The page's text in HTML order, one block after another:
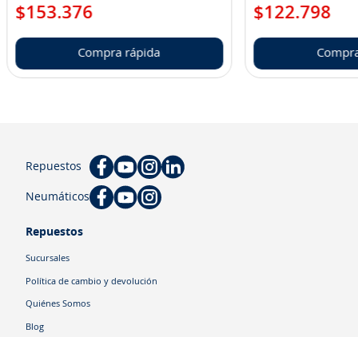
$153.376
Compra rápida
$122.798
Repuestos
Neumáticos
Repuestos
Sucursales
Política de cambio y devolución
Quiénes Somos
Blog